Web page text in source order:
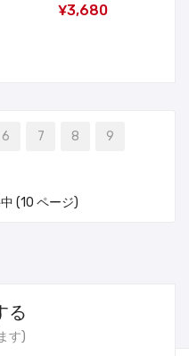
¥3,680
6 7 8
9
(10 ページ)
る
す)